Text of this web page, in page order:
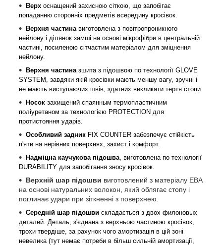
Верх оснащений захисною сіткою, що запобігає
попаданню сторонніх предметів всередину кросівок.
Верхня частина виготовлена з повітропроникного
нейлону і ділянок замші на основі мікрофібри в центральній
частині, посиленою сітчастим матеріалом для зміцнення
нейлону.
Верхня частина зшита з підошвою по технології GLOVE
SYSTEM, завдяки якій кросівки мають меншу вагу, зручні і
не мають виступаючих швів, здатних викликати тертя стопи.
Носок захищений спаянным термопластичним
поліуретаном за технологією PROTECTION для
протистояння ударів.
Особливий задник FIX COUNTER забезпечує стійкість
п'яти на нерівних поверхнях, захист і комфорт.
Надміцна каучукова підошва , виготовлена по технології
DURABILITY для запобігання зносу кросівок.
Верхній шар підошви виготовлений з матеріалу ЕВА
на основі натуральних волокон, який облягає стопу і
поглинає удари при зіткненні з поверхнею.
Середній шар підошви складається з двох филоновых
деталей. Деталь, з'єднана з верхньою частиною кросівок,
трохи твердіше, за рахунок чого амортизація в цій зоні
невелика (тут немає потреби в більш сильній амортизації,